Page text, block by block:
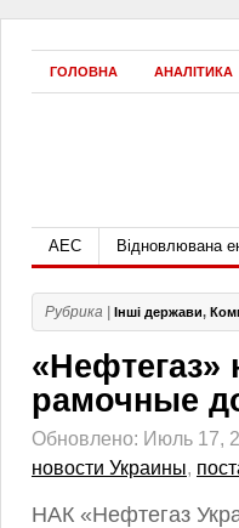
ГОЛОВНА АНАЛІТИКА
АЕС Відновлювана
Рубрика | Інші держави,
рамочные
Обновлено: Июль 17,
новости Украины,
НАК «Нефтегаз